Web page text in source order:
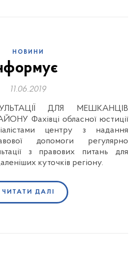
НОВИНИ
11.06.2019
Фахівці обласної юстиції
центру з надання
допомоги регулярно
з правових питань для
куточків регіону.
ЧИТАТИ ДАЛІ